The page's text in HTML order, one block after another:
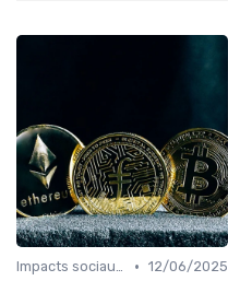
Impacts sociaux et économiques • 12/06/2025